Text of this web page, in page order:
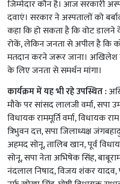
जिम्मेदार कौन है। आज सरकारी
दवाएं। सरकार ने अस्पतालों को
कहा कि हो सकता है कि वोट
रोकें, लेकिन जनता से अपील है कि
मतदान करने जरूर जाना। अखिलेश ने
के लिए जनता से समर्थन मांगा।
कार्यक्रम में यह भी रहे उपस्थित :
मौके पर सांसद लालजी वर्मा, सपा
विधायक राममूर्ति वर्मा, विधायक
त्रिभुवन दत्त, सपा जिलाध्यक्ष
अहमद सोनू, तालिब खान, पूर्व
सोनू, सपा नेता अभिषेक सिंह,
नंदलाल निषाद, विजय शंकर यादव,